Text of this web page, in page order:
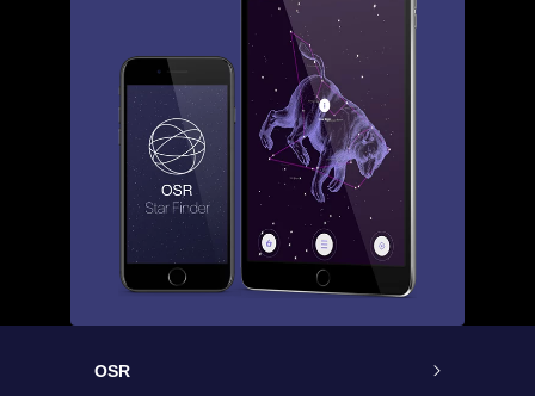
OSR